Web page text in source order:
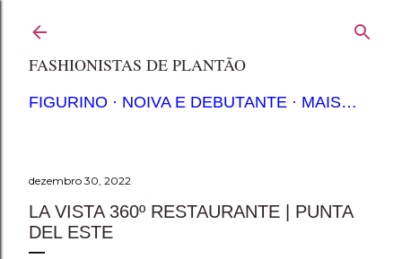
FASHIONISTAS DE PLANTÃO
FIGURINO NOIVA E DEBUTANTE MAIS…
dezembro 30, 2022
LA VISTA 360º RESTAURANTE | PUNTA
DEL ESTE